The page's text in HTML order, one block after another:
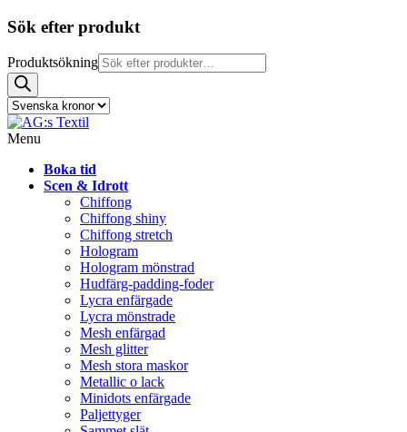
Sök efter produkt
Produktsökning
Menu
Boka tid
Scen & Idrott
Chiffong
Chiffong shiny
Chiffong stretch
Hologram
Hologram mönstrad
Hudfärg-padding-foder
Lycra enfärgade
Lycra mönstrade
Mesh enfärgad
Mesh glitter
Mesh stora maskor
Metallic o lack
Minidots enfärgade
Paljettyger